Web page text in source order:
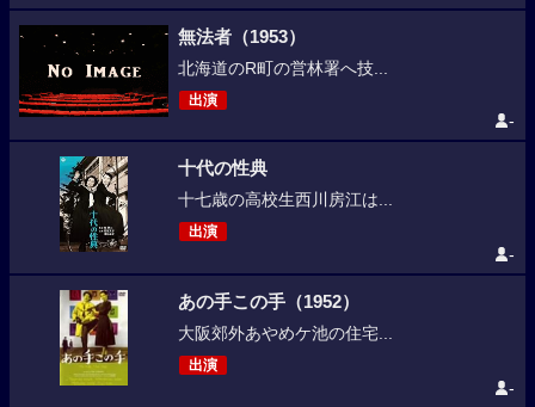
無法者（1953）
北海道のR町の営林署へ技...
出演
-
十代の性典
十七歳の高校生西川房江は...
出演
-
あの手この手（1952）
大阪郊外あやめケ池の住宅...
出演
-